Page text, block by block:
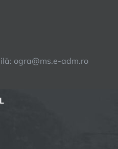
ogra@ms.e-adm.ro